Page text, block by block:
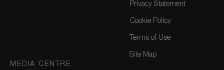
Privacy Statement
Cookie Policy
Terms of Use
Site Map
MEDIA CENTRE